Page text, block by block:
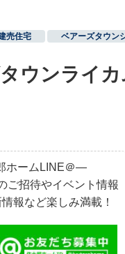
売住宅 ベアーズタウン
ウンライ
ホームLINE＠―
ご招待やイベント情報
報など楽しみ満載！